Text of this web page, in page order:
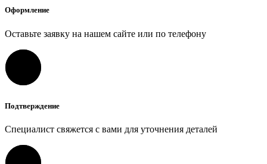
Оформление
Оставьте заявку на нашем сайте или по телефону
Подтверждение
Специалист свяжется с вами для уточнения деталей